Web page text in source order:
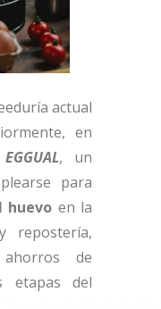
actual
, en
EGGUAL, un
para
huevo en la
repostería,
ahorros de
etapas del